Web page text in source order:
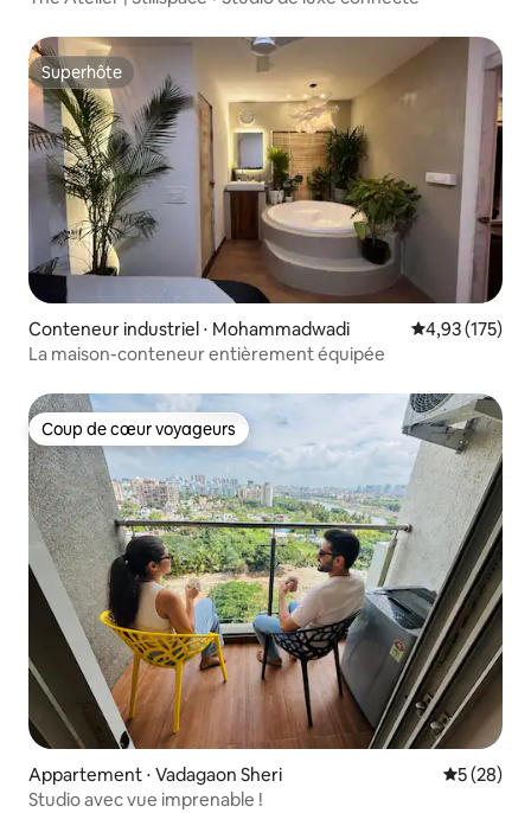
Superhôte
Superhôte
Conteneur industriel ⋅ Mohammadwadi Évaluation
4,93 (175)
La maison-conteneur entièrement équipée
Coup de cœur voyageurs
Coup de cœur voyageurs
Appartement ⋅ Vadagaon Sheri
5 (28)
Studio avec vue imprenable !